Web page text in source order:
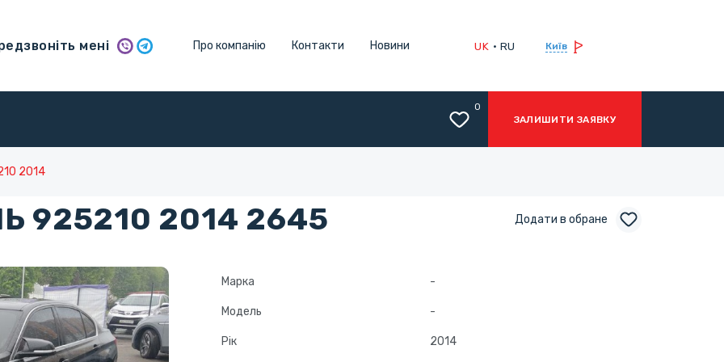
мені Про компанію Контакти Новини UK RU Київ
0
ЗАЛИШИТИ ЗАЯВКУ
2014
925210 2014 2645 Додати в обране
Марка -
Модель -
Рік 2014